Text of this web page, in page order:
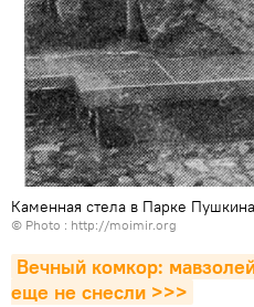
Каменная стела в Парке Пушкина
© Photo : http://moimir.org
Вечный комкор:
еще не снесли >>>